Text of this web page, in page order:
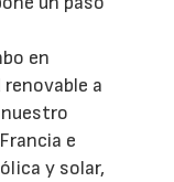
en
a
e
y solar,